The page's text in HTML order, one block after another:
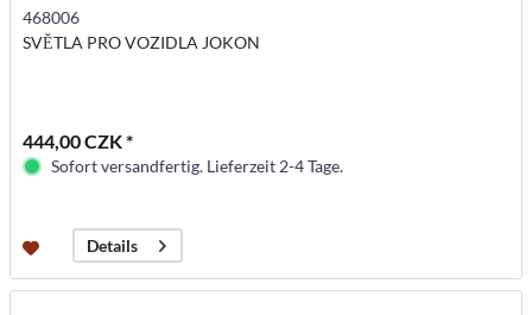
468006
SVĚTLA PRO VOZIDLA JOKON
444,00 CZK *
Sofort versandfertig. Lieferzeit 2-4 Tage.
Details